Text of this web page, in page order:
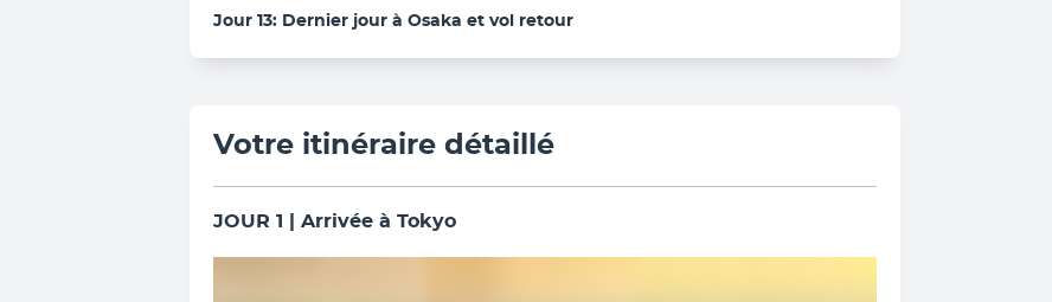
Jour 13: Dernier jour à Osaka et vol retour
Votre itinéraire détaillé
JOUR 1 | Arrivée à Tokyo